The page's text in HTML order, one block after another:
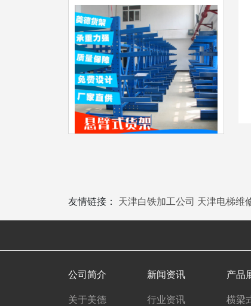
友情链接： 天津白铁加工公司 天津电梯维
公司简介
关于美德
新闻资讯
行业资讯
产品
横梁